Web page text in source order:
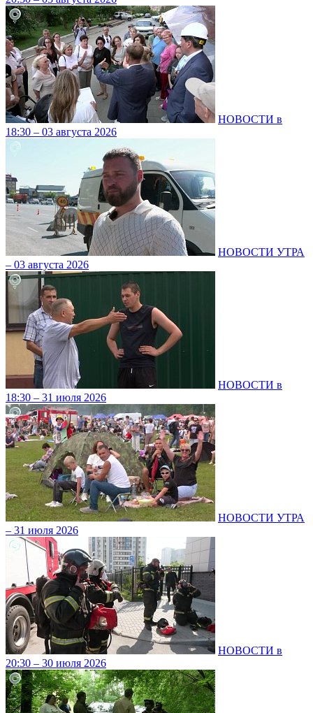
НОВОСТИ в
18:30 – 03 августа 2026
НОВОСТИ УТРА
– 03 августа 2026
НОВОСТИ в
18:30 – 31 июля 2026
НОВОСТИ УТРА
– 31 июля 2026
НОВОСТИ в
20:30 – 30 июля 2026